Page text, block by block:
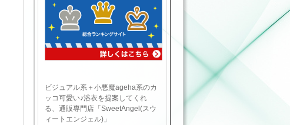
ビジュアル系＋小悪魔ageha系のカ
ッコ可愛い♪浴衣を提案してくれ
る、通販専門店「SweetAngel(スウ
ィートエンジェル)」